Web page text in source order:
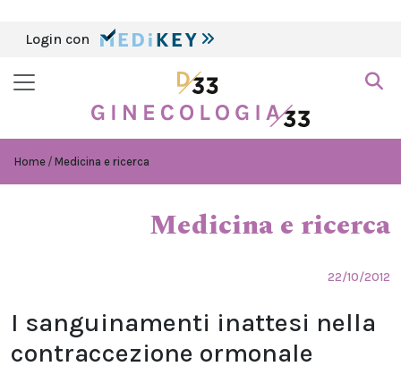
Login con
Home Medicina e ricerca
Medicina e ricerca
22/10/2012
I sanguinamenti inattesi nella
contraccezione ormonale